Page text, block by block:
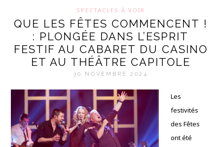
SPECTACLES À VOIR
QUE LES FÊTES COMMENCENT !
: PLONGÉE DANS L’ESPRIT
FESTIF AU CABARET DU CASINO
ET AU THÉÂTRE CAPITOLE
30 NOVEMBRE 2024
Les
festivités
des Fêtes
ont été